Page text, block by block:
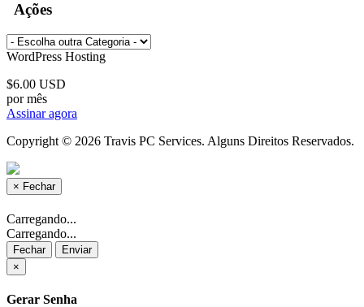
Ações
WordPress Hosting
$6.00 USD
por mês
Assinar agora
Copyright © 2026 Travis PC Services. Alguns Direitos Reservados.
× Fechar
Carregando...
Carregando...
Fechar
Enviar
×
Gerar Senha